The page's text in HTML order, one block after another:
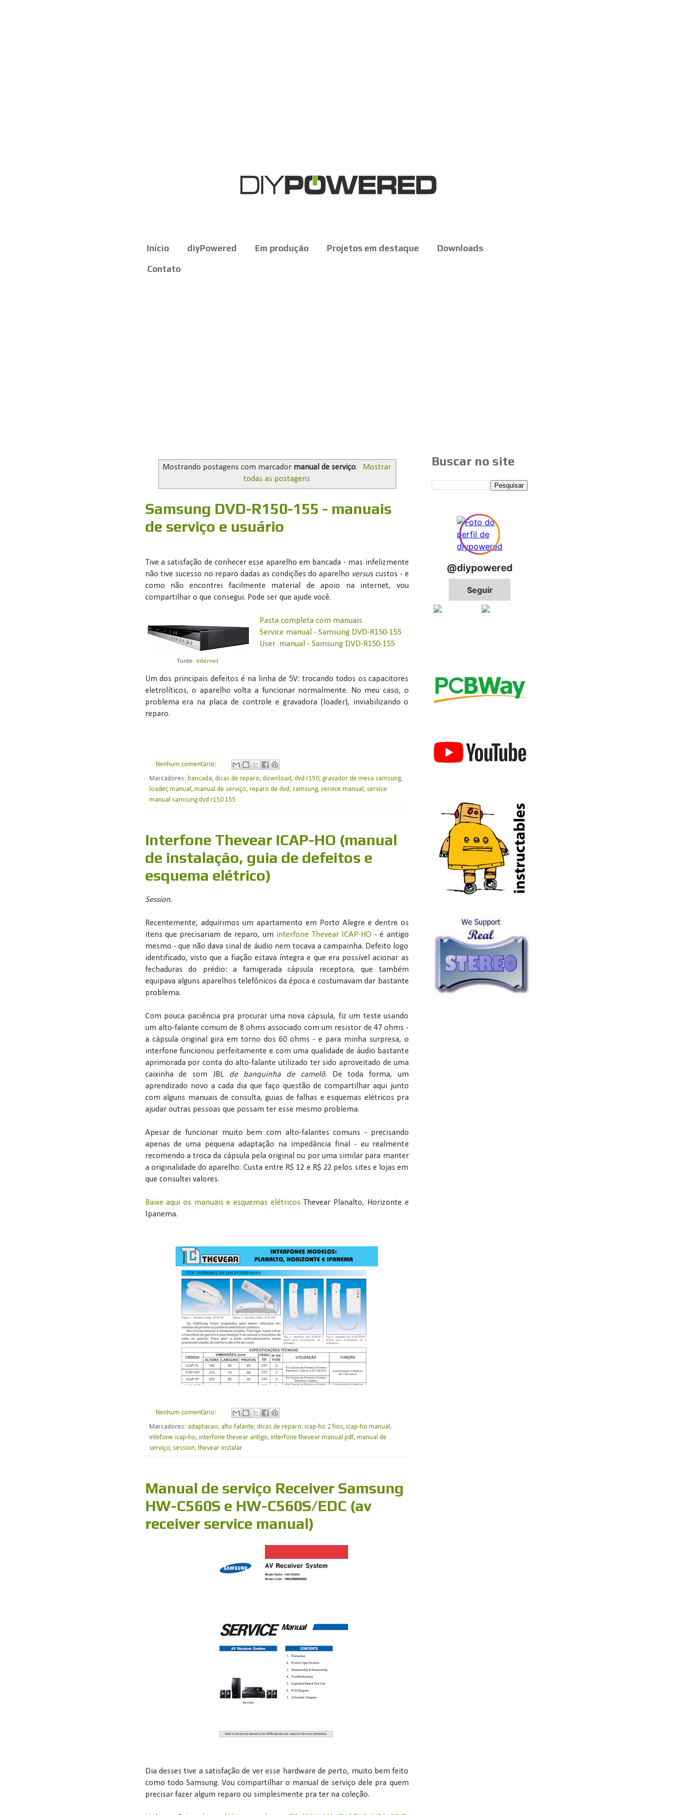
Início diyPowered Em produção Projetos em destaque Downloads
Contato
Mostrando postagens com marcador manual de serviço.
Mostrar
todas as postagens
Samsung DVD-R150-155 - manuais
de serviço e usuário
Tive a satisfação de conhecer esse aparelho em bancada - mas infelizmente
não tive sucesso no reparo dadas as condições do aparelho versus custos - e
como não encontrei facilmente material de apoio na internet, vou
compartilhar o que consegui. Pode ser que ajude você.
fonte: Internet
Pasta completa com manuais
Service manual - Samsung DVD-R150-155
User manual - Samsung DVD-R150-155
Um dos principais defeitos é na linha de 5V: trocando todos os capacitores
eletrolíticos, o aparelho volta a funcionar normalmente. No meu caso, o
problema era na placa de controle e gravadora (loader), inviabilizando o
reparo.
Nenhum comentário:
Marcadores: bancada, dicas de reparo, download , dvd r150, gravador de mesa samsung,
loader, manual , manual de serviço, reparo de dvd , samsung, service manual , service
manual samsung dvd r150 155
Interfone Thevear ICAP-HO (manual
de instalação, guia de defeitos e
esquema elétrico)
Session.
Recentemente, adquirimos um apartamento em Porto Alegre e dentre os
itens que precisariam de reparo, um interfone Thevear ICAP-HO - é antigo
mesmo - que não dava sinal de áudio nem tocava a campainha. Defeito logo
identificado, visto que a fiação estava íntegra e que era possível acionar as
fechaduras do prédio: a famigerada cápsula receptora, que também
equipava alguns aparelhos telefônicos da época e costumavam dar bastante
problema.
Com pouca paciência pra procurar uma nova cápsula, fiz um teste usando
um alto-falante comum de 8 ohms associado com um resistor de 47 ohms -
a cápsula original gira em torno dos 60 ohms - e para minha surpresa, o
interfone funcionou perfeitamente e com uma qualidade de áudio bastante
aprimorada por conta do alto-falante utilizado ter sido aproveitado de uma
caixinha de som JBL de banquinha de camelô. De toda forma, um
aprendizado novo a cada dia que faço questão de compartilhar aqui junto
com alguns manuais de consulta, guias de falhas e esquemas elétricos pra
ajudar outras pessoas que possam ter esse mesmo problema.
Apesar de funcionar muito bem com alto-falantes comuns - precisando
apenas de uma pequena adaptação na impedância final - eu realmente
recomendo a troca da cápsula pela original ou por uma similar para manter
a originalidade do aparelho. Custa entre R$ 12 e R$ 22 pelos sites e lojas em
que consultei valores.
Baixe aqui os manuais e esquemas elétricos Thevear Planalto, Horizonte e
Ipanema.
Nenhum comentário:
Marcadores: adaptacao, alto-falante, dicas de reparo, icap-ho 2 fios, icap-ho manual ,
intefone icap-ho, interfone thevear antigo, interfone thevear manual pdf, manual de
serviço, session,thevear instalar
Manual de serviço Receiver Samsung
HW-C560S e HW-C560S/EDC (av
receiver service manual)
Dia desses tive a satisfação de ver esse hardware de perto, muito bem feito
como todo Samsung. Vou compartilhar o manual de serviço dele pra quem
precisar fazer algum reparo ou simplesmente pra ter na coleção.
Buscar no site